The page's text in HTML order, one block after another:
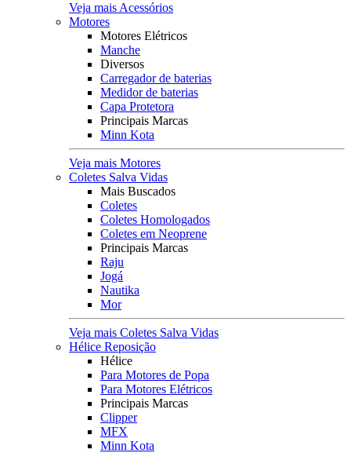
Veja mais Acessórios
Motores
Motores Elétricos
Manche
Diversos
Carregador de baterias
Medidor de baterias
Capa Protetora
Principais Marcas
Minn Kota
Veja mais Motores
Coletes Salva Vidas
Mais Buscados
Coletes
Coletes Homologados
Coletes em Neoprene
Principais Marcas
Raju
Jogá
Nautika
Mor
Veja mais Coletes Salva Vidas
Hélice Reposição
Hélice
Para Motores de Popa
Para Motores Elétricos
Principais Marcas
Clipper
MFX
Minn Kota